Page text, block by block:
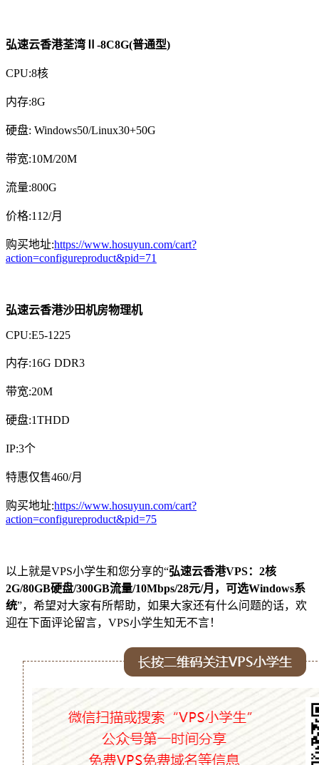
弘速云香港荃湾Ⅱ-8C8G(普通型)
CPU:8核
内存:8G
硬盘: Windows50/Linux30+50G
带宽:10M/20M
流量:800G
价格:112/月
购买地址:https://www.hosuyun.com/cart?
action=configureproduct&pid=71
弘速云香港沙田机房物理机
CPU:E5-1225
内存:16G DDR3
带宽:20M
硬盘:1THDD
IP:3个
特惠仅售460/月
购买地址:https://www.hosuyun.com/cart?
action=configureproduct&pid=75
以上就是VPS小学生和您分享的“弘速云香港VPS：2核
2G/80GB硬盘/300GB流量/10Mbps/28元/月，可选Windows系
统”，希望对大家有所帮助，如果大家还有什么问题的话，欢
迎在下面评论留言，VPS小学生知无不言！